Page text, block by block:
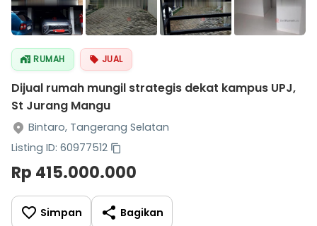
RUMAH JUAL
Dijual rumah mungil strategis dekat kampus UPJ,
St Jurang Mangu
Bintaro, Tangerang Selatan
Listing ID: 60977512
Rp 415.000.000
Simpan Bagikan